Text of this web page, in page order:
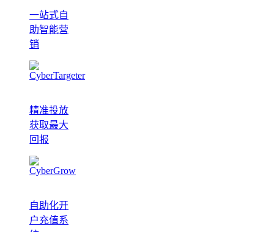
一站式自
助智能营
销
精准投放
获取最大
回报
自助化开
户充值系